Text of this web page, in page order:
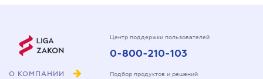
О КОМПАНИИ
Центр поддержки пользователей
0-800-210-103
Подбор продуктов и решений